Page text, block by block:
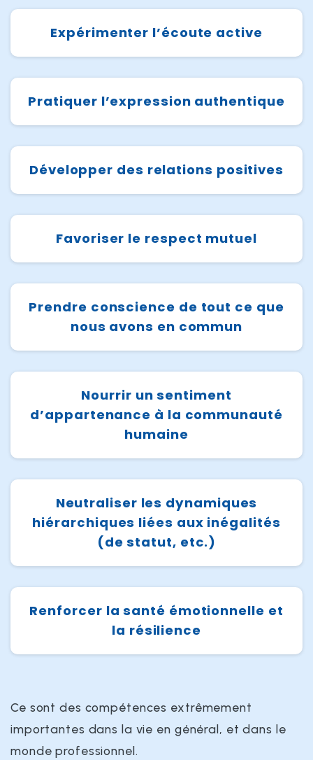
Expérimenter l’écoute active
Pratiquer l’expression authentique
Développer des relations positives
Favoriser le respect mutuel
Prendre conscience de tout ce que
nous avons en commun
Nourrir un sentiment
d’appartenance à la communauté
humaine
Neutraliser les dynamiques
hiérarchiques liées aux inégalités
(de statut, etc.)
Renforcer la santé émotionnelle et
la résilience
Ce sont des compétences extrêmement
importantes dans la vie en général, et dans le
monde professionnel.